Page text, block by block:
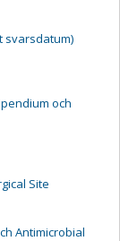
svarsdatum)
och
Site
Antimicrobial